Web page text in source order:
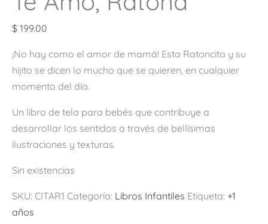
$ 199.00
¡No hay como el amor de mamá! Esta Ratoncita y su
hijito se dicen lo mucho que se quieren, en cualquier
momento del día.
Un libro de tela para bebés que contribuye a
desarrollar los sentidos a través de bellísimas
ilustraciones y texturas.
Sin existencias
SKU: CITAR1 Categoría: Libros Infantiles Etiqueta: +1
años